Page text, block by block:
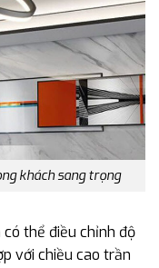
khách sang trọng
thể điều chỉnh độ
với chiều cao trần